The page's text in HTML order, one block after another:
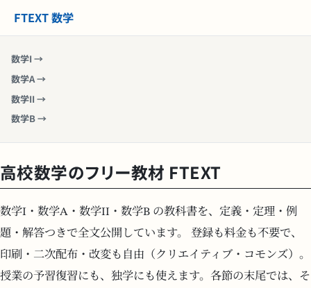
FTEXT 数学
数学I →
数学A →
数学II →
数学B →
高校数学のフリー教材 FTEXT
数学I・数学A・数学II・数学B の教科書を、定義・定理・例
題・解答つきで全文公開しています。 登録も料金も不要で、
印刷・二次配布・改変も自由（クリエイティブ・コモンズ）。
授業の予習復習にも、独学にも使えます。各節の末尾では、そ